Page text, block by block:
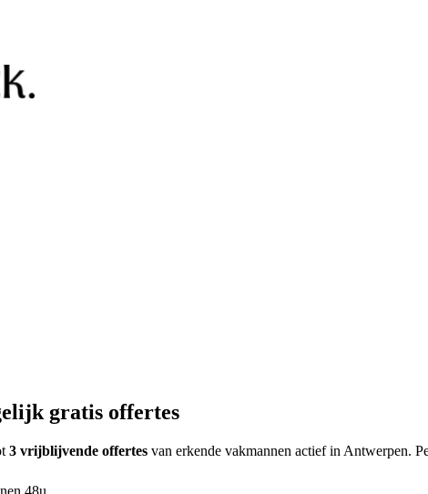
gratis offertes
3 vrijblijvende offertes van erkende vakmannen actief in Antwerpen.
48u